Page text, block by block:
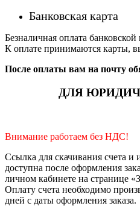
Банковская карта
Безналичная оплата банковской
К оплате принимаются карты,
После оплаты вам на почту
ДЛЯ
Внимание работаем без НДС!
Ссылка для скачивания счета и
доступна после оформления
личном кабинете на странице
Оплату счета необходимо
дней с даты оформления заказа.